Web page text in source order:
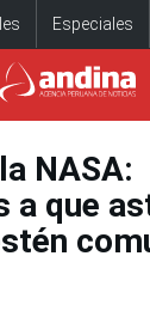
Especiales
NASA:
a que